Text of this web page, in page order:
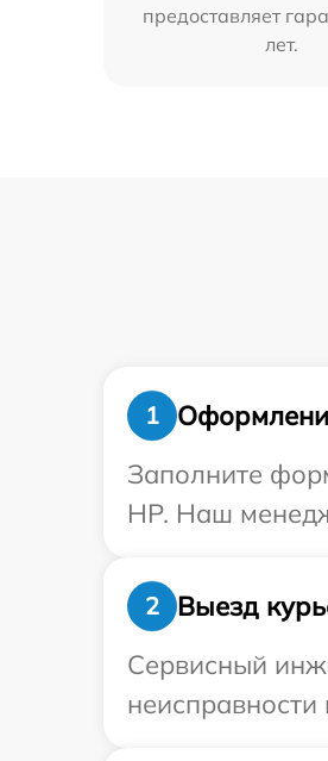
предоставляет
лет.
1
Заполните
HP. Наш
2
Выезд
Сервисный